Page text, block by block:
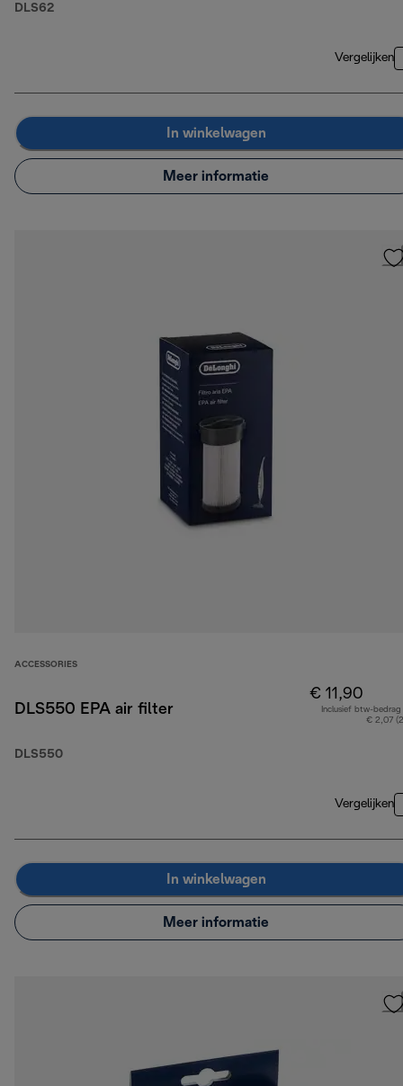
DLS62
Vergelijken
In winkelwagen
Meer informatie
ACCESSORIES
DLS550 EPA air filter
DLS550
€ 11,90
Inclusief btw-bedrag
€ 2,07
Vergelijken
In winkelwagen
Meer informatie